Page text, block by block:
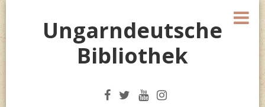
to
content
Ungarndeutsche
Bibliothek